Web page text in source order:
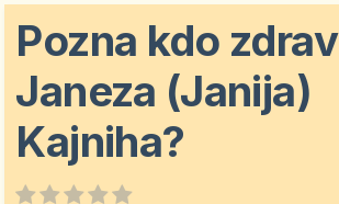
Pozna kdo
Janeza (Janija)
Kajniha?